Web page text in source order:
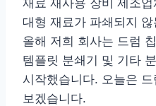
대형 재료가 파쇄되지
올해 저희 회사는 드럼
템플릿 분쇄기 및 기타
시작했습니다. 오늘은
보겠습니다.